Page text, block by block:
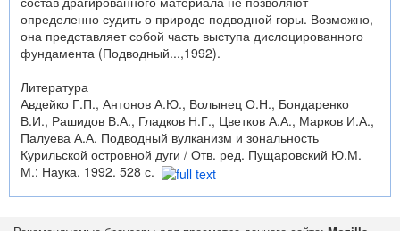
определенно судить о природе подводной горы. Возможно,
она представляет собой часть выступа дислоцированного
фундамента (Подводный...,1992).
Литература
Авдейко Г.П., Антонов А.Ю., Волынец О.Н., Бондаренко
В.И., Рашидов В.А., Гладков Н.Г., Цветков А.А., Марков И.А.,
Палуева А.А. Подводный вулканизм и зональность
Курильской островной дуги / Отв. ред. Пущаровский Ю.М.
М.: Наука. 1992. 528 с.